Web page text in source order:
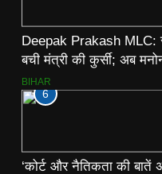
Deepak Prakash MLC:
बची मंत्री की कुर्सी; अब
BIHAR
6
‘कोर्ट और नैतिकता की बातें